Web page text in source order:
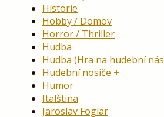
Historie
Hobby / Domov
Horror / Thriller
Hudba
Hudba (Hra na hudební
Hudební nosiče
Humor
Italština
Jaroslav Foglar